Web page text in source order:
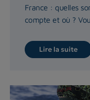
France : quelles
compte et où ?
Lire la suite